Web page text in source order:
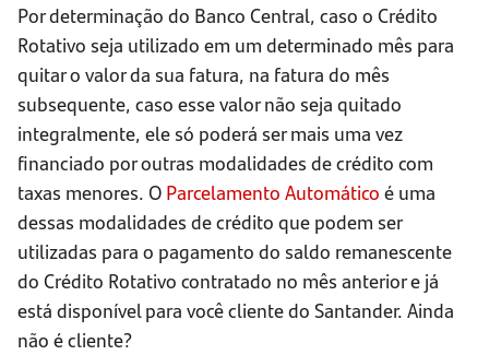
Por determinação do Banco Central, caso o Crédito
Rotativo seja utilizado em um determinado mês para
quitar o valor da sua fatura, na fatura do mês
subsequente, caso esse valor não seja quitado
integralmente, ele só poderá ser mais uma vez
financiado por outras modalidades de crédito com
taxas menores. O Parcelamento Automático é uma
dessas modalidades de crédito que podem ser
utilizadas para o pagamento do saldo remanescente
do Crédito Rotativo contratado no mês anterior e já
está disponível para você cliente do Santander. Ainda
não é cliente?